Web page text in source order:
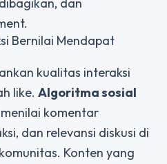
dan
Bernilai Mendapat
kualitas interaksi
like. Algoritma sosial
komentar
dan relevansi diskusi di
Konten yang